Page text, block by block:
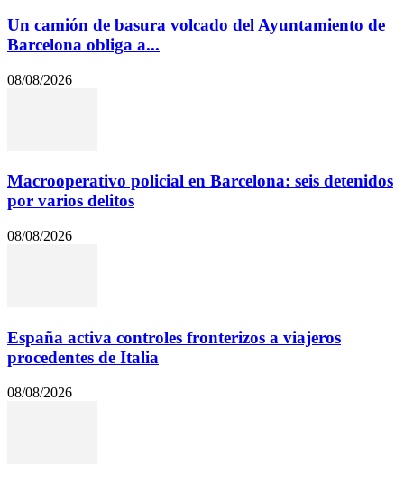
Un camión de basura volcado del Ayuntamiento de
Barcelona obliga a...
08/08/2026
Macrooperativo policial en Barcelona: seis detenidos
por varios delitos
08/08/2026
España activa controles fronterizos a viajeros
procedentes de Italia
08/08/2026